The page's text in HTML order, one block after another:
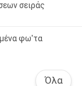
σειράς
φω'τα
Όλα